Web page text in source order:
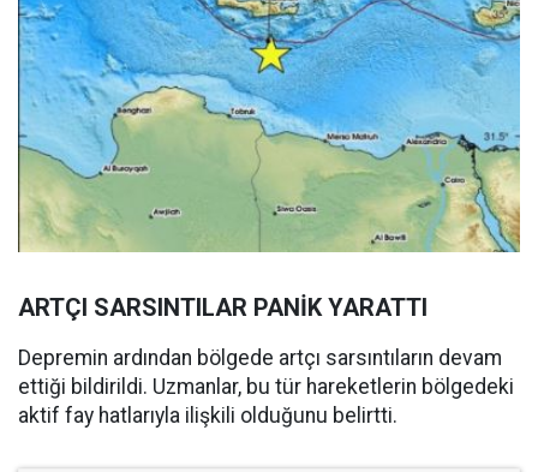
ARTÇI SARSINTILAR PANİK YARATTI
Depremin ardından bölgede artçı sarsıntıların devam
ettiği bildirildi. Uzmanlar, bu tür hareketlerin bölgedeki
aktif fay hatlarıyla ilişkili olduğunu belirtti.